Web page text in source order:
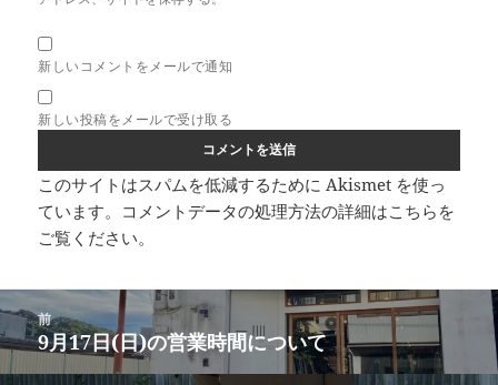
新しいコメントをメールで通知
新しい投稿をメールで受け取る
このサイトはスパムを低減するために Akismet を使っ
ています。 コメントデータの処理方法の詳細はこちらを
ご覧ください。
稿
ナ
前
前
9月17日(日)の営業時間について